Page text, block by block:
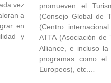
vez
a
en
y
promueven el
(Consejo Global de
(Centro
ATTA (Asociación de
Alliance, e incluso
programas como el
Europeos), etc.…